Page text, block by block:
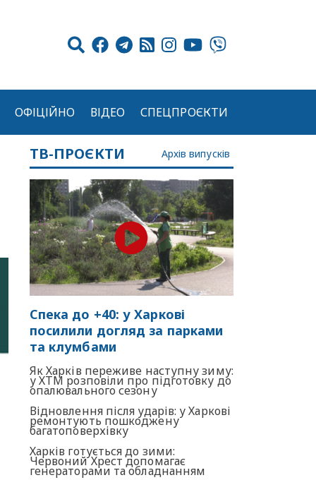
ОФІЦІЙНО ВІДЕО СПЕЦПРОЄКТИ
ТВ-ПРОЄКТИ Архів випусків
Спека до +40: у Харкові
посилили догляд за парками
та клумбами
Як Харків переживе наступну зиму:
у ХТМ розповіли про підготовку до
опалювального сезону
Відновлення після ударів: у Харкові
ремонтують пошкоджену
багатоповерхівку
Харків готується до зими:
Червоний Хрест допомагає
генераторами та обладнанням